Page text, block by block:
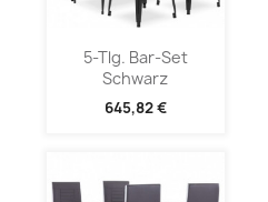
5-Tlg. Bar-Set
Schwarz
645,82 €